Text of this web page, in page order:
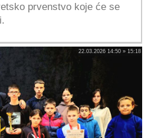
prvenstvo koje će se
22.03.2026 14:50 » 15:18